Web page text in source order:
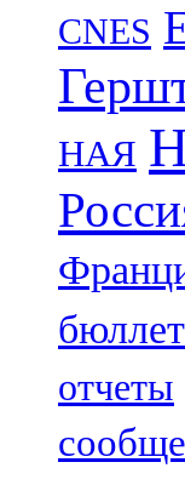
CNES
НАЯ
отчеты